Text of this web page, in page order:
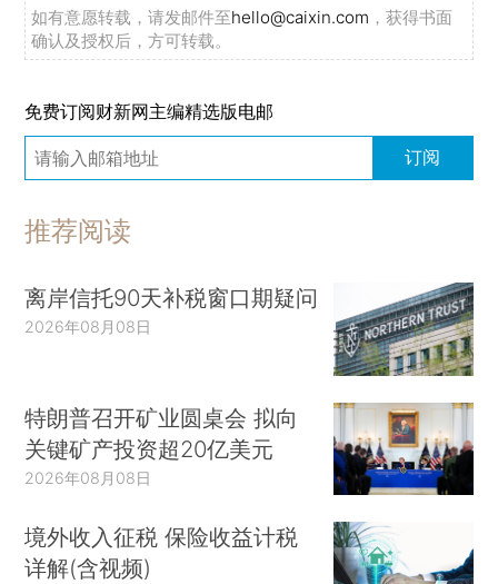
如有意愿转载，请发邮件至hello@caixin.com ，获得书面
确认及授权后，方可转载。
免费订阅财新网主编精选版电邮
订阅
推荐阅读
离岸信托90天补税窗口期疑问
2026年08月08日
特朗普召开矿业圆桌会 拟向
关键矿产投资超20亿美元
2026年08月08日
境外收入征税 保险收益计税
详解(含视频)